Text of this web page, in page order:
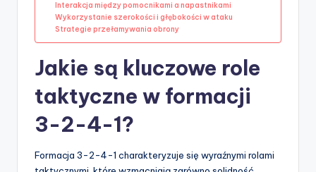
Interakcja między pomocnikami a napastnikami
Wykorzystanie szerokości i głębokości w ataku
Strategie przełamywania obrony
Jakie są kluczowe role
taktyczne w formacji
3-2-4-1?
Formacja 3-2-4-1 charakteryzuje się wyraźnymi rolami